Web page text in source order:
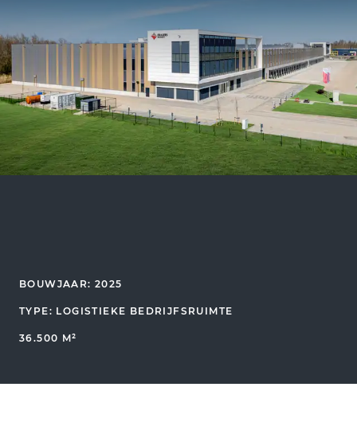
BOUWJAAR: 2025
TYPE: LOGISTIEKE BEDRIJFSRUIMTE
36.500 M²